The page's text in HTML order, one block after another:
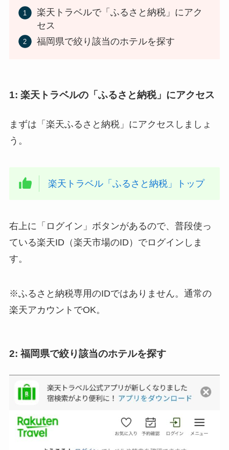
楽天トラベルで「ふるさと納税」にアク
セス
福岡県で絞り該当のホテルを探す
1: 楽天トラベルの「ふるさと納税」にアクセス
まずは「楽天ふるさと納税」にアクセスしましょ
う。
楽天トラベル「ふるさと納税」トップ
右上に「ログイン」ボタンがあるので、普段使っ
ている楽天ID（楽天市場のID）でログインしま
す。
※ふるさと納税専用のIDではありません。通常の
楽天アカウントでOK。
2: 福岡県で絞り該当のホテルを探す